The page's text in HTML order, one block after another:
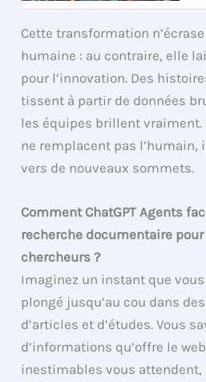
Cette transformation
humaine : au contraire, elle
pour l’innovation. Des
tissent à partir de données
les équipes brillent vraiment.
ne remplacent pas l’humain,
vers de nouveaux sommets.
Comment ChatGPT Agents
recherche documentaire
chercheurs ?
Imaginez un instant que
plongé jusqu’au cou dans
d’articles et d’études. Vous
d’informations qu’offre le
inestimables vous